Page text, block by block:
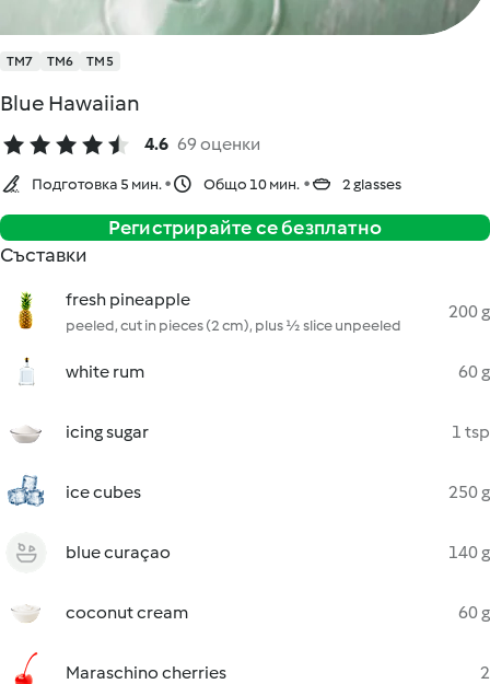
TM7 TM6 TM5
Blue Hawaiian
4.6 69 оценки
Подготовка 5 мин. Общо 10 мин. 2 glasses
Регистрирайте се безплатно
Съставки
fresh pineapple
peeled, cut in pieces (2 cm), plus ½ slice unpeeled
200 g
white rum 60 g
icing sugar 1 tsp
ice cubes 250 g
blue curaçao 140 g
coconut cream 60 g
Maraschino cherries 2